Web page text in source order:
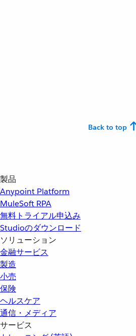
Back to top
製品
Anypoint Platform
MuleSoft RPA
無料トライアル申込み
Studioのダウンロード
ソリューション
金融サービス
製造
小売
保険
ヘルスケア
通信・メディア
サービス